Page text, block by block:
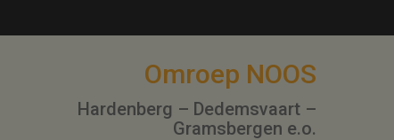
Omroep NOOS
Hardenberg – Dedemsvaart –
Gramsbergen e.o.